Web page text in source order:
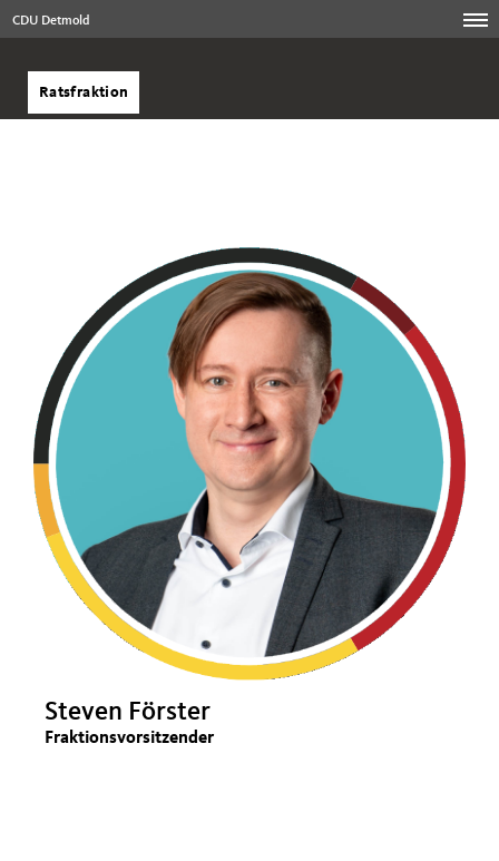
CDU Detmold
Ratsfraktion
Steven Förster
Fraktionsvorsitzender